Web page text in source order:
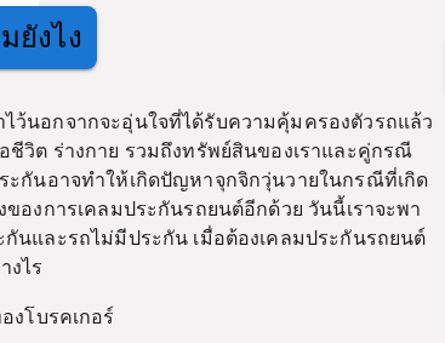
ยังไง
ไว้นอกจากจะอุ่นใจที่ได้รับความคุ้มครองตัวรถแล้ว
ชีวิต ร่างกาย รวมถึงทรัพย์สินของเราและคู่กรณี
ะกันอาจทำให้เกิดปัญหาจุกจิกวุ่นวายในกรณีที่เกิด
ของการเคลมประกันรถยนต์อีกด้วย วันนี้เราจะพา
นและรถไม่มีประกัน เมื่อต้องเคลมประกันรถยนต์
งไร
งโบรคเกอร์